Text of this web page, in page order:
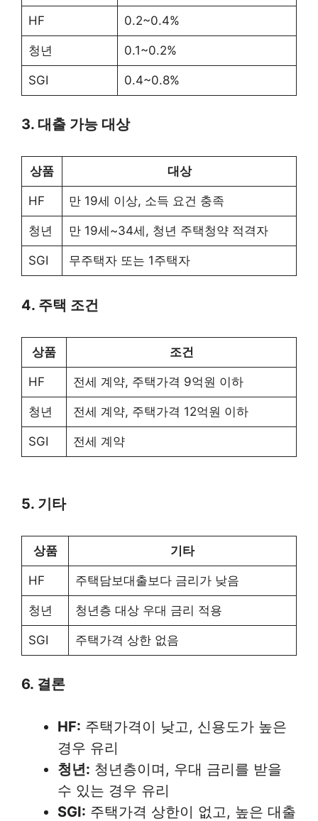
HF 0.2~0.4%
청년 0.1~0.2%
SGI 0.4~0.8%
3. 대출 가능 대상
상품 대상
HF 만 19세 이상, 소득 요건 충족
청년 만 19세~34세, 청년 주택청약 적격자
SGI 무주택자 또는 1주택자
4. 주택 조건
상품 조건
HF 전세 계약, 주택가격 9억원 이하
청년 전세 계약, 주택가격 12억원 이하
SGI 전세 계약
5. 기타
상품 기타
HF 주택담보대출보다 금리가 낮음
청년 청년층 대상 우대 금리 적용
SGI 주택가격 상한 없음
6. 결론
HF: 주택가격이 낮고, 신용도가 높은
경우 유리
청년: 청년층이며, 우대 금리를 받을
수 있는 경우 유리
SGI: 주택가격 상한이 없고, 높은 대출